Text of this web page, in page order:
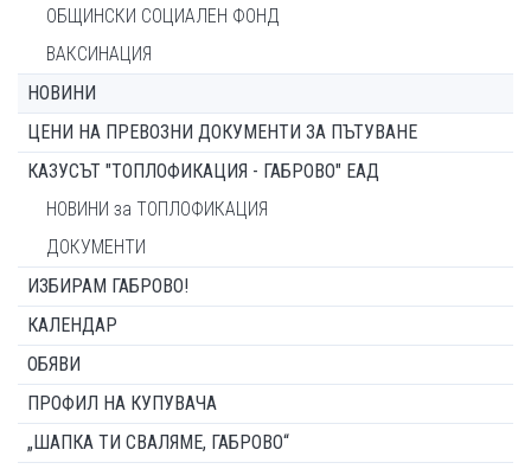
ОБЩИНСКИ СОЦИАЛЕН ФОНД
ВАКСИНАЦИЯ
НОВИНИ
ЦЕНИ НА ПРЕВОЗНИ ДОКУМЕНТИ ЗА ПЪТУВАНЕ
КАЗУСЪТ "ТОПЛОФИКАЦИЯ - ГАБРОВО" ЕАД
НОВИНИ за ТОПЛОФИКАЦИЯ
ДОКУМЕНТИ
ИЗБИРАМ ГАБРОВО!
КАЛЕНДАР
ОБЯВИ
ПРОФИЛ НА КУПУВАЧА
„ШАПКА ТИ СВАЛЯМЕ, ГАБРОВО“